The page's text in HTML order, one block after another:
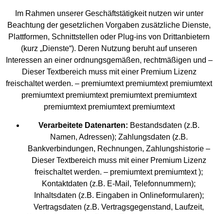
Im Rahmen unserer Geschäftstätigkeit nutzen wir unter
Beachtung der gesetzlichen Vorgaben zusätzliche Dienste,
Plattformen, Schnittstellen oder Plug-ins von Drittanbietern
(kurz „Dienste“). Deren Nutzung beruht auf unseren
Interessen an einer ordnungsgemäßen, rechtmäßigen und –
Dieser Textbereich muss mit einer Premium Lizenz
freischaltet werden. – premiumtext premiumtext premiumtext
premiumtext premiumtext premiumtext premiumtext
premiumtext premiumtext premiumtext
Verarbeitete Datenarten: Bestandsdaten (z.B.
Namen, Adressen); Zahlungsdaten (z.B.
Bankverbindungen, Rechnungen, Zahlungshistorie–
Dieser Textbereich muss mit einer Premium Lizenz
freischaltet werden. – premiumtext premiumtext);
Kontaktdaten (z.B. E-Mail, Telefonnummern);
Inhaltsdaten (z.B. Eingaben in Onlineformularen);
Vertragsdaten (z.B. Vertragsgegenstand, Laufzeit,